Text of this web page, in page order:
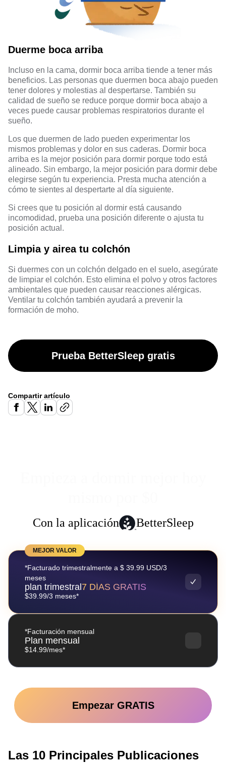
Duerme boca arriba
Incluso en la cama, dormir boca arriba tiende a tener más
beneficios. Las personas que duermen boca abajo pueden
tener dolores y molestias al despertarse. También su
calidad de sueño se reduce porque dormir boca abajo a
veces puede causar problemas respiratorios durante el
sueño.
Los que duermen de lado pueden experimentar los
mismos problemas y dolor en sus caderas. Dormir boca
arriba es la mejor posición para dormir porque todo está
alineado. Sin embargo, la mejor posición para dormir debe
elegirse según tu experiencia. Presta mucha atención a
cómo te sientes al despertarte al día siguiente.
Si crees que tu posición al dormir está causando
incomodidad, prueba una posición diferente o ajusta tu
posición actual.
Limpia y airea tu colchón
Si duermes con un colchón delgado en el suelo, asegúrate
de limpiar el colchón. Esto elimina el polvo y otros factores
ambientales que pueden causar reacciones alérgicas.
Ventilar tu colchón también ayudará a prevenir la
formación de moho.
Prueba BetterSleep gratis
Compartir artículo
Con la aplicación BetterSleep
MEJOR VALOR
*Facturado trimestralmente a $ 39.99 USD/3
meses
plan trimestral 7 DÍAS GRATIS
$39.99/3 meses*
*Facturación mensual
Plan mensual
$14.99/mes*
Empezar GRATIS
Las 10 Principales Publicaciones